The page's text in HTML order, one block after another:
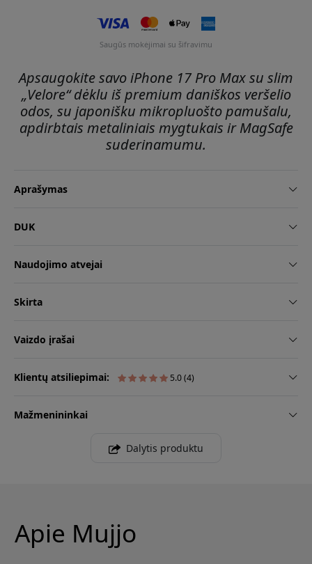
Saugūs mokėjimai su šifravimu
Apsaugokite savo iPhone 17 Pro Max su slim
„Velore“ dėklu iš premium daniškos veršelio
odos, su japonišku mikropluošto pamušalu,
apdirbtais metaliniais mygtukais ir MagSafe
suderinamumu.
Aprašymas
DUK
Naudojimo atvejai
Skirta
Vaizdo įrašai
Klientų atsiliepimai: 5.0 (4)
Mažmenininkai
Dalytis produktu
Apie Mujjo